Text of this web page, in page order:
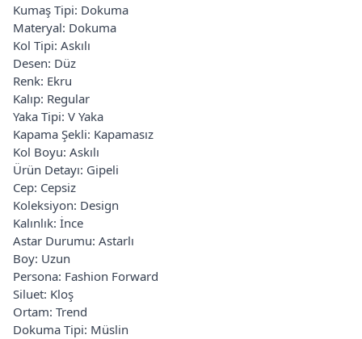
Kumaş Tipi: Dokuma
Materyal: Dokuma
Kol Tipi: Askılı
Desen: Düz
Renk: Ekru
Kalıp: Regular
Yaka Tipi: V Yaka
Kapama Şekli: Kapamasız
Kol Boyu: Askılı
Ürün Detayı: Gipeli
Cep: Cepsiz
Koleksiyon: Design
Kalınlık: İnce
Astar Durumu: Astarlı
Boy: Uzun
Persona: Fashion Forward
Siluet: Kloş
Ortam: Trend
Dokuma Tipi: Müslin